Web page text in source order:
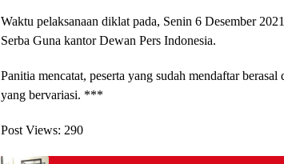
Waktu pelaksanaan diklat pada, Senin 6 Desember
Serba Guna kantor Dewan Pers Indonesia.
Panitia mencatat, peserta yang sudah mendaftar
yang bervariasi. ***
Post Views: 290